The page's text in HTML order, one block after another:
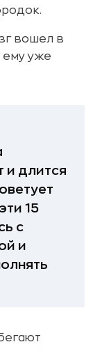
вошел в
ему уже
и длится
15
с
и